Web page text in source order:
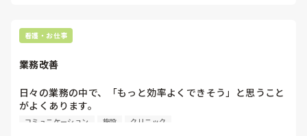
っていました。
は必ず大きくなり離れていきます（既に離れていきました
た。
趣味は子供が寝てから楽しみました。時間は少ないと30分位に
なってしまいますが…。私は読書が趣味なので、隙間を見つけ
看護・お仕事
業務改善
日々の業務の中で、「もっと効率よくできそう」と思うこと
がよくあります。
職場によってルールややり方が違うので、他の施設ではどう
コミュニケーション 施設 クリニック